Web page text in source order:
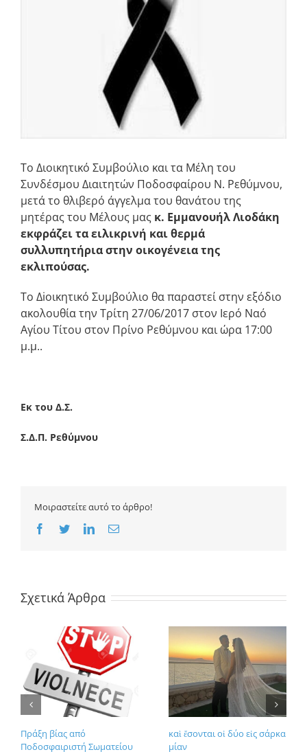
Το Διοικητικό Συμβούλιο και τα Μέλη του
Συνδέσμου Διαιτητών Ποδοσφαίρου Ν. Ρεθύμνου,
μετά το θλιβερό άγγελμα του θανάτου της
μητέρας του Μέλους μας κ. Εμμανουήλ Λιοδάκη
εκφράζει τα ειλικρινή και θερμά
συλλυπητήρια στην οικογένεια της
εκλιπούσας.
Το Δiοικητικό Συμβούλιο θα παραστεί στην εξόδιο
ακολουθία την Τρίτη 27/06/2017 στον Ιερό Ναό
Αγίου Τίτου στον Πρίνο Ρεθύμνου και ώρα 17:00
μ.μ..
Εκ του Δ.Σ.
Σ.Δ.Π. Ρεθύμνου
Μοιραστείτε αυτό το άρθρο!
Facebook
TwitterLinkedInEmail
Σχετικά Άρθρα
Πράξη βίας από
Ποδοσφαιριστή Σωματείου
καὶ ἔσονται οἱ δύο εἰς σάρκα
μίαν